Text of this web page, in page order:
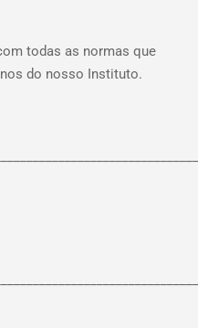
todas as normas que
do nosso Instituto.